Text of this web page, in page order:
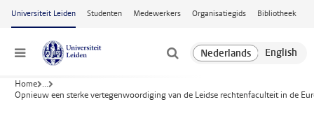
Ga naar hoofdinhoud
Universiteit Leiden Studenten Medewerkers Organisatiegids Bibliotheek
Menu
Home ...
Opnieuw een sterke vertegenwoordiging van de Leidse rechtenfaculteit in de